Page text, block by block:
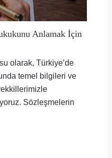
Anlamak İçin
olarak, Türkiye’de
temel bilgileri ve
Sözleşmelerin